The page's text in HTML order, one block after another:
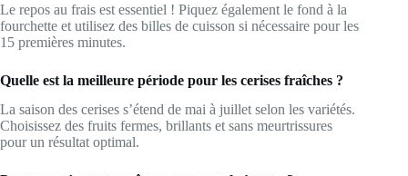
Le repos au frais est essentiel ! Piquez également le fond à la
fourchette et utilisez des billes de cuisson si nécessaire pour les
15 premières minutes.
Quelle est la meilleure période pour les cerises fraîches ?
La saison des cerises s’étend de mai à juillet selon les variétés.
Choisissez des fruits fermes, brillants et sans meurtrissures
pour un résultat optimal.